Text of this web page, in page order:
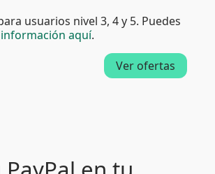
usuarios nivel 3, 4 y 5. Puedes
aquí.
Ver ofertas